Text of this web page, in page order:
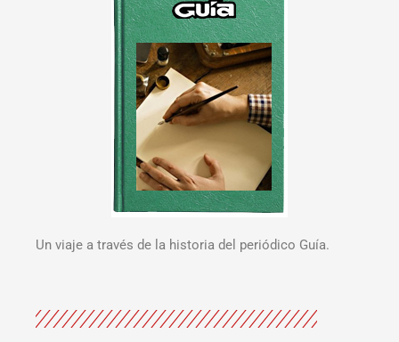
Un viaje a través de la historia del periódico Guía.